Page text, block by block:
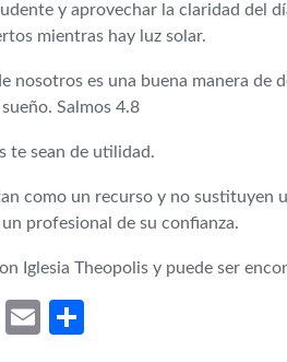
y aprovechar la claridad del
mientras hay luz solar.
nosotros es una buena manera
Salmos 4.8
te sean de utilidad.
como un recurso y no
profesional de su confianza.
Iglesia Theopolis y puede ser
CopyEmail